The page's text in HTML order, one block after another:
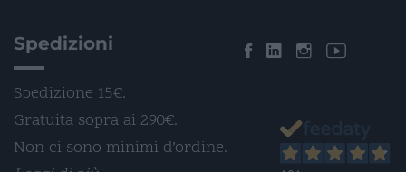
Spedizioni
Spedizione 15€.
Gratuita sopra ai 290€.
Non ci sono minimi d’ordine.